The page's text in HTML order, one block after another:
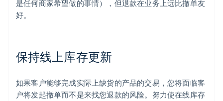
是任何商家希望做的事情），但退款在业务上远比撤单友
好。
保持线上库存更新
如果客户能够完成实际上缺货的产品的交易，您将面临客
户将发起撤单而不是来找您退款的风险。努力使在线库存